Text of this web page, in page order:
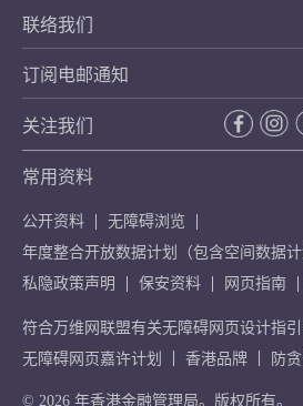
联络我们
订阅电邮通知
关注我们
常用资料
公开资料
无障碍浏览
年度整合开放数据计划（包含空间数据计
私隐政策声明
保安资料 网页指南
符合万维网联盟有关无障碍网页设计指
无障碍网页嘉许计划
香港品牌 防
© 2026 年香港金融管理局。版权所有。